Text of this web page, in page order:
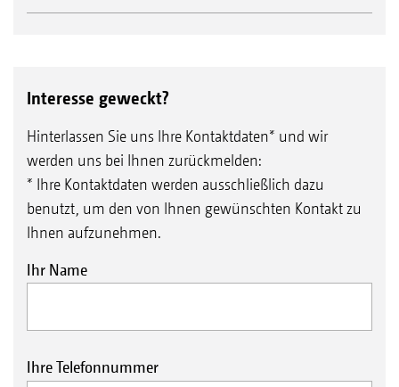
Interesse geweckt?
Hinterlassen Sie uns Ihre Kontaktdaten* und wir
werden uns bei Ihnen zurückmelden:
* Ihre Kontaktdaten werden ausschließlich dazu
benutzt, um den von Ihnen gewünschten Kontakt zu
Ihnen aufzunehmen.
Ihr Name
Ihre Telefonnummer